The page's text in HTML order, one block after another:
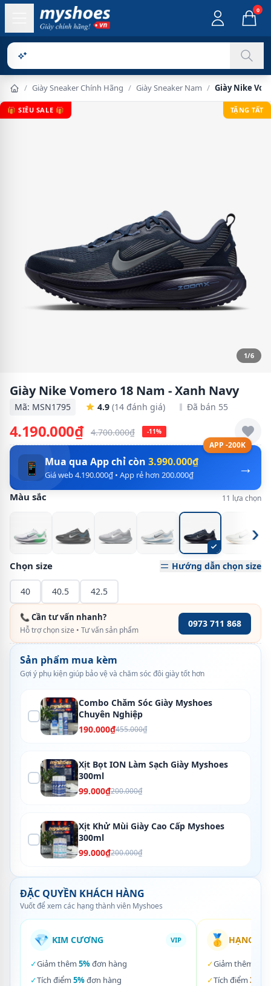
0
Sản phẩm ch
/ Giày Sneaker Chính Hãng / Giày Sneaker Nam / Giày Nike
🎁 SIÊU SALE 🎁 TẶNG TẤT
1/6
Giày Nike Vomero 18 Nam - Xanh Navy
Mã: MSN1795 4.9 (14 đánh giá) Đã bán 55
4.190.000₫ 4.700.000₫ -11%
APP -200K
→
📱 Mua qua App chỉ còn 3.990.000₫
Giá web 4.190.000₫ • App rẻ hơn 200.000₫
Màu sắc 11 lựa chọn
›
Chọn size Hướng dẫn chọn size
40 40.5 42.5
📞 Cần tư vấn nhanh?
Hỗ trợ chọn size • Tư vấn sản phẩm
0973 711 868
Sản phẩm mua kèm
Gợi ý phụ kiện giúp bảo vệ và chăm sóc đôi giày tốt hơn
Combo Chăm Sóc Giày Myshoes
Chuyên Nghiệp
190.000₫455.000₫
Xịt Bọt ION Làm Sạch Giày Myshoes
300ml
99.000₫200.000₫
Xịt Khử Mùi Giày Cao Cấp Myshoes
300ml
99.000₫200.000₫
ĐẶC QUYỀN KHÁCH HÀNG
Vuốt để xem các hạng thành viên Myshoes
💎 KIM CƯƠNG VIP
✓Giảm thêm 5%đơn hàng
✓Tích điểm 5%đơn hàng
🥇 HẠNG
✓Giảm thêm
✓Tích điểm 3%